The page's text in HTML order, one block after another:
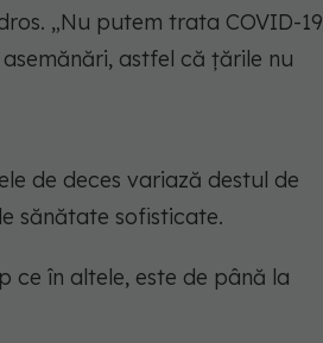
„Nu putem trata COVID-19
astfel că țările nu
de deces variază destul de
sănătate sofisticate.
ce în altele, este de până la